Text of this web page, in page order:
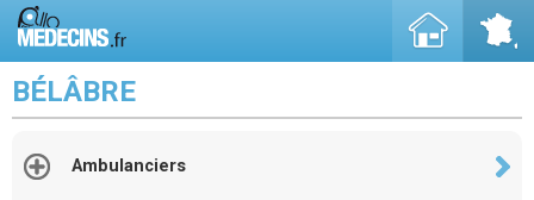
BÉLÂBRE
Ambulanciers